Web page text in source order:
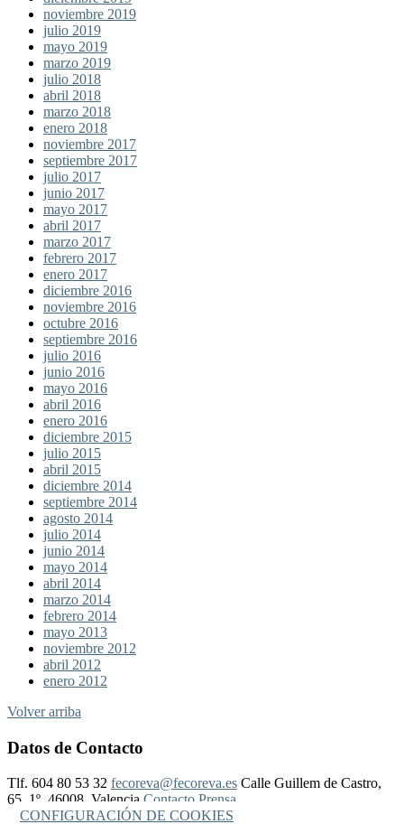
noviembre 2019
julio 2019
mayo 2019
marzo 2019
julio 2018
abril 2018
marzo 2018
enero 2018
noviembre 2017
septiembre 2017
julio 2017
junio 2017
mayo 2017
abril 2017
marzo 2017
febrero 2017
enero 2017
diciembre 2016
noviembre 2016
octubre 2016
septiembre 2016
julio 2016
junio 2016
mayo 2016
abril 2016
enero 2016
diciembre 2015
julio 2015
abril 2015
diciembre 2014
septiembre 2014
agosto 2014
julio 2014
junio 2014
mayo 2014
abril 2014
marzo 2014
febrero 2014
mayo 2013
noviembre 2012
abril 2012
enero 2012
Volver arriba
Datos de Contacto
Tlf. 604 80 53 32 fecoreva@fecoreva.es Calle Guillem de Castro,
65, 1º, 46008, Valencia Contacto Prensa
CONFIGURACIÓN DE COOKIES